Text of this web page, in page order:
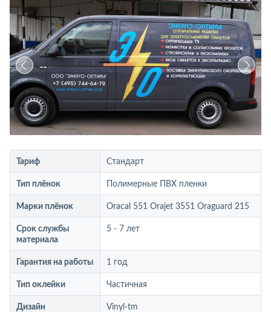
Тариф Стандарт
Тип плёнок Полимерные ПВХ пленки
Марки плёнок Oracal 551 Orajet 3551 Oraguard 215
Срок службы
материала
5 - 7 лет
Гарантия на работы 1 год
Тип оклейки Частичная
Дизайн Vinyl-tm